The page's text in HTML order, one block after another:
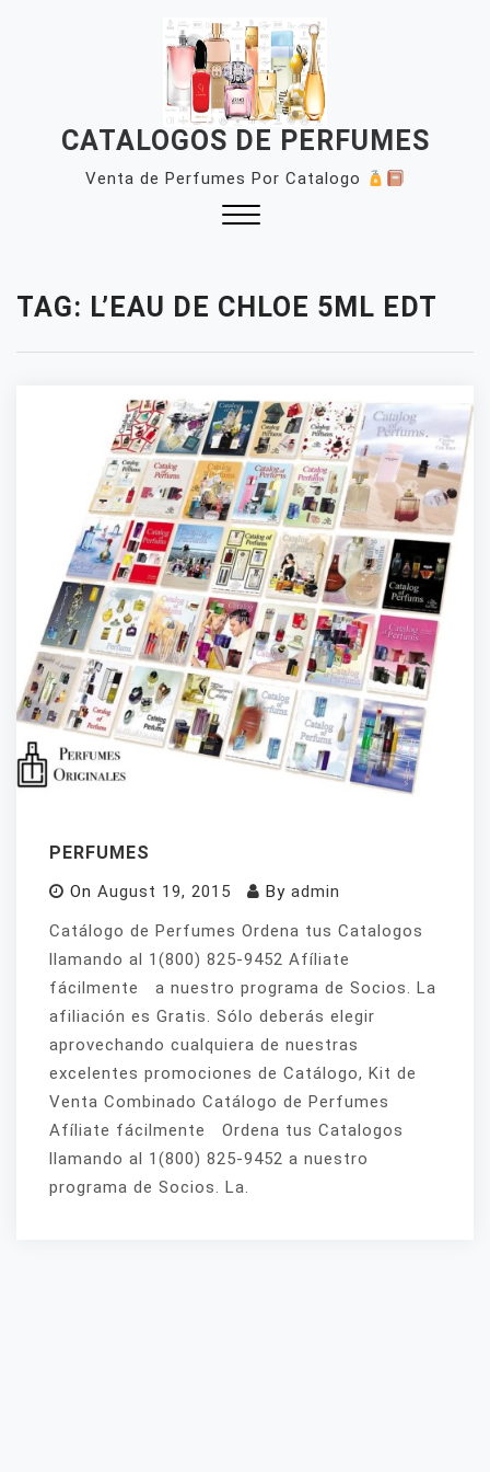
CATALOGOS DE PERFUMES
Venta de Perfumes Por Catalogo
TAG: L’EAU DE CHLOE 5ML EDT
PERFUMES
On August 19, 2015 By admin
Catálogo de Perfumes Ordena tus Catalogos
llamando al 1(800) 825-9452 Afíliate
fácilmente a nuestro programa de Socios. La
afiliación es Gratis. Sólo deberás elegir
aprovechando cualquiera de nuestras
excelentes promociones de Catálogo, Kit de
Venta Combinado Catálogo de Perfumes
Afíliate fácilmente Ordena tus Catalogos
llamando al 1(800) 825-9452 a nuestro
programa de Socios. La.